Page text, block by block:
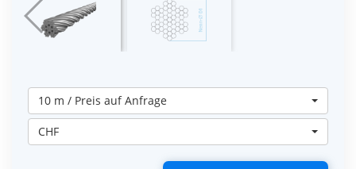
10 m / Preis auf Anfrage
CHF